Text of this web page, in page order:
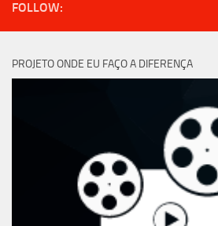
FOLLOW:
PROJETO ONDE EU FAÇO A DIFERENÇA